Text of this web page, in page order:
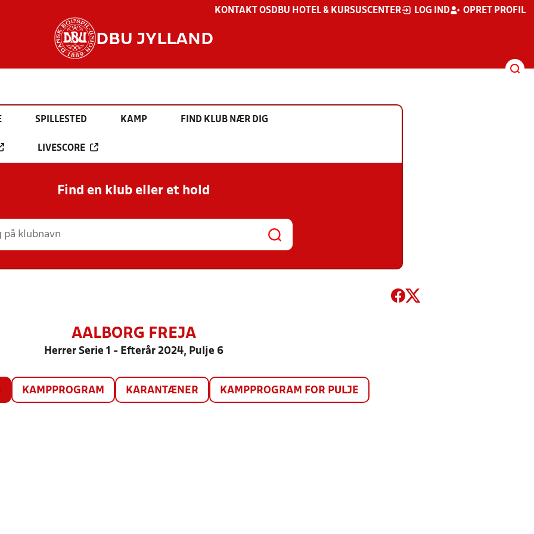
KONTAKT OS DBU HOTEL & KURSUSCENTER LOG IND OPRET PROFIL
DBU JYLLAND
SPILLESTED KAMP FIND KLUB NÆR DIG
LIVESCORE
Find en klub eller et hold
AALBORG FREJA
Herrer Serie 1 - Efterår 2024, Pulje 6
KAMPPROGRAM KARANTÆNER KAMPPROGRAM FOR PULJE